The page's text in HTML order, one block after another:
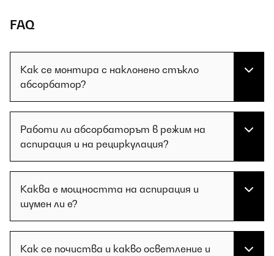
FAQ
Как се монтира с наклонено стъкло
абсорбатор?
Работи ли абсорбаторът в режим на
аспирация и на рециркулация?
Каква е мощността на аспирация и
шумен ли е?
Как се почиства и какво осветление и